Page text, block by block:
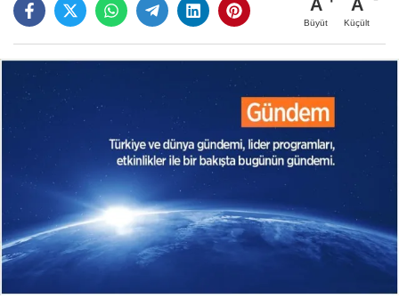
A
Büyüt
A
Küçült